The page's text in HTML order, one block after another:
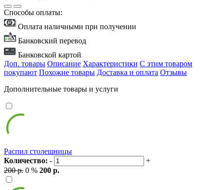
Способы оплаты:
Оплата наличными при получении
Банковский перевод
Банковской картой
Доп. товары Описание Характеристики С этим товаром
покупают Похожие товары Доставка и оплата Отзывы
Дополнительные товары и услуги
Распил столешницы
Количество: -
+
200 р. 0 % 200 р.